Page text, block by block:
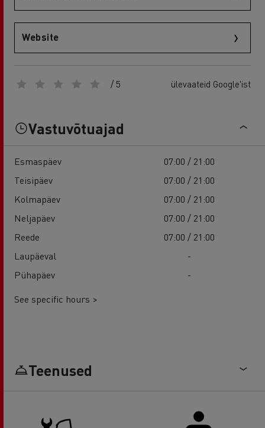
Website
/ 5 ülevaateid Google'ist
Vastuvõtuajad
Esmaspäev
07:00 / 21:00
Teisipäev
07:00 / 21:00
Kolmapäev
07:00 / 21:00
Neljapäev
07:00 / 21:00
Reede
07:00 / 21:00
Laupäeval
-
Pühapäev
-
See specific hours >
Teenused